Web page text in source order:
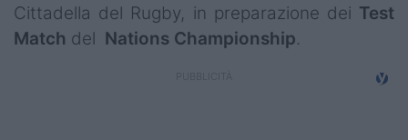
Rugby in TV
Cittadella del Rugby, in preparazione dei Test
Match del Nations Championship.